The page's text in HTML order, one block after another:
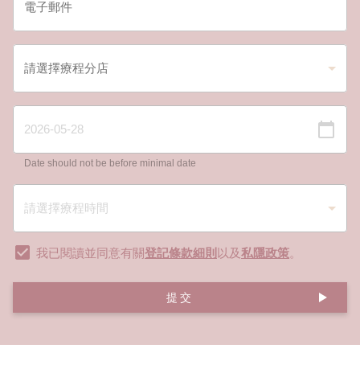
Date should not be before minimal date
我已閱讀並同意有關登記條款細則 以及私隱政策。
提交